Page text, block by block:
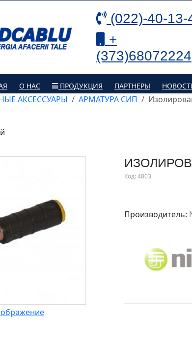
(022)-40-13-
+
(373)68072224
О НАС ПРОДУКЦИЯ ПАРТНЕРЫ
АКСЕССУАРЫ АРМАТУРА СИП
Код:4803
Производитель: